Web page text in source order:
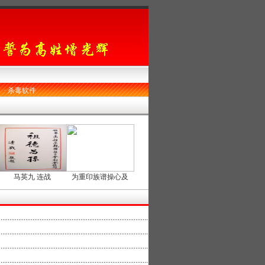
· 杀毒软件
马英九 连战 为重印族谱操心及